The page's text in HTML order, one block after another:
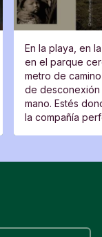
En la playa, en
en el parque
metro de
de
mano. Estés
la compañía